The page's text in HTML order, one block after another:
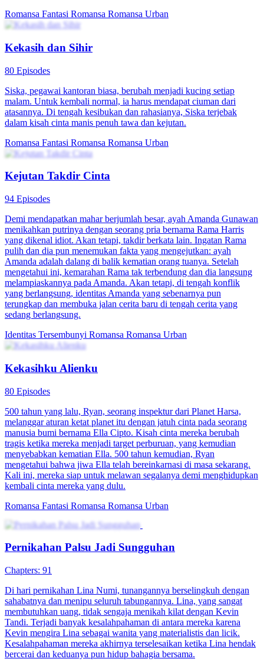
Romansa Fantasi Romansa Romansa Urban
Kekasih dan Sihir
80 Episodes
Siska, pegawai kantoran biasa, berubah menjadi kucing setiap
malam. Untuk kembali normal, ia harus mendapat ciuman dari
atasannya. Di tengah kesibukan dan rahasianya, Siska terjebak
dalam kisah cinta manis penuh tawa dan kejutan.
Romansa Fantasi Romansa Romansa Urban
Kejutan Takdir Cinta
94 Episodes
Demi mendapatkan mahar berjumlah besar, ayah Amanda Gunawan
menikahkan putrinya dengan seorang pria bernama Rama Harris
yang dikenal idiot. Akan tetapi, takdir berkata lain. Ingatan Rama
pulih dan dia pun menemukan fakta yang mengejutkan: ayah
Amanda adalah dalang di balik kematian orang tuanya. Setelah
mengetahui ini, kemarahan Rama tak terbendung dan dia langsung
melampiaskannya pada Amanda. Akan tetapi, di tengah konflik
yang berlangsung, identitas Amanda yang sebenarnya pun
terungkap dan membuka jalan cerita baru di tengah cerita yang
sedang berlangsung.
Identitas Tersembunyi Romansa Romansa Urban
Kekasihku Alienku
80 Episodes
500 tahun yang lalu, Ryan, seorang inspektur dari Planet Harsa,
melanggar aturan ketat planet itu dengan jatuh cinta pada seorang
manusia bumi bernama Ella Cipto. Kisah cinta mereka berubah
tragis ketika mereka menjadi target perburuan, yang kemudian
menyebabkan kematian Ella. 500 tahun kemudian, Ryan
mengetahui bahwa jiwa Ella telah bereinkarnasi di masa sekarang.
Kali ini, mereka siap untuk melawan segalanya demi menghidupkan
kembali cinta mereka yang dulu.
Romansa Fantasi Romansa Romansa Urban
Pernikahan Palsu Jadi Sungguhan
Chapters: 91
Di hari pernikahan Lina Numi, tunangannya berselingkuh dengan
sahabatnya dan menipu seluruh tabungannya. Lina, yang sangat
membutuhkan uang, tidak sengaja menikah kilat dengan Kevin
Tandi. Terjadi banyak kesalahpahaman di antara mereka karena
Kevin mengira Lina sebagai wanita yang materialistis dan licik.
Kesalahpahaman mereka akhirnya terselesaikan ketika Lina hendak
bercerai dan keduanya pun hidup bahagia bersama.